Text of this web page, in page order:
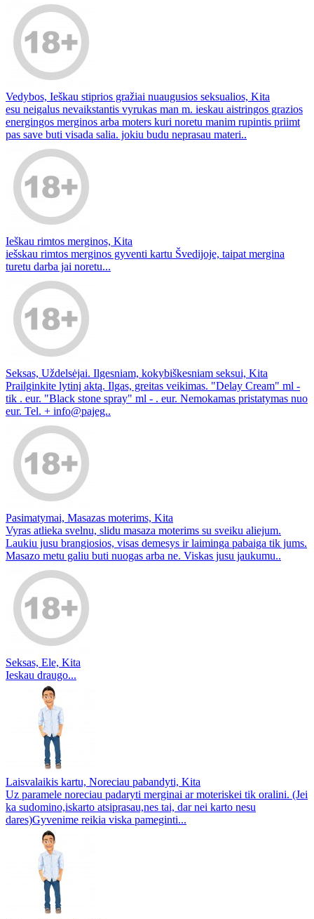
Vedybos, Ieškau stiprios gražiai nuaugusios seksualios, Kita
esu neigalus nevaikstantis vyrukas man m. ieskau aistringos grazios
energingos merginos arba moters kuri noretu manim rupintis priimt
pas save buti visada salia. jokiu budu neprasau materi..
Ieškau rimtos merginos, Kita
iešskau rimtos merginos gyventi kartu Švedijoje, taipat mergina
turetu darba jai noretu...
Seksas, Uždelsėjai. Ilgesniam, kokybiškesniam seksui, Kita
Prailginkite lytinį aktą. Ilgas, greitas veikimas. "Delay Cream" ml -
tik . eur. "Black stone spray" ml - . eur. Nemokamas pristatymas nuo
eur. Tel. + info@pajeg..
Pasimatymai, Masazas moterims, Kita
Vyras atlieka svelnu, slidu masaza moterims su sveiku aliejum.
Laukiu jusu brangiosios, visas demesys ir laiminga pabaiga tik jums.
Masazo metu galiu buti nuogas arba ne. Viskas jusu jaukumu..
Seksas, Ele, Kita
Ieskau draugo...
Laisvalaikis kartu, Noreciau pabandyti, Kita
Uz paramele noreciau padaryti merginai ar moteriskei tik oralini. (Jei
ka sudomino,iskarto atsiprasau,nes tai, dar nei karto nesu
dares)Gyvenime reikia viska pameginti...